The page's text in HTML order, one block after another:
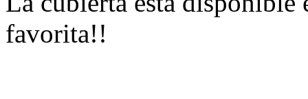
favorita!!